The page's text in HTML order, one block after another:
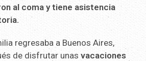
al coma y tiene asistencia
regresaba a Buenos Aires,
de disfrutar unas vacaciones